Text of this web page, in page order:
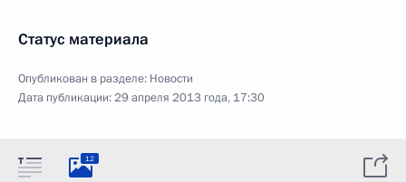
Статус материала
Опубликован в разделе: Новости
Дата публикации:29 апреля 2013 года, 17:30
12